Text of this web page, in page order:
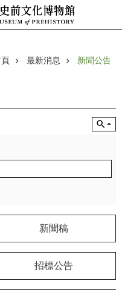
最新消息 新聞公告
新聞稿
招標公告